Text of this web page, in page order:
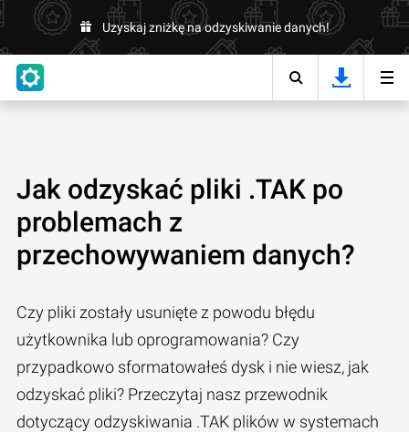
Uzyskaj zniżkę na odzyskiwanie danych!
Jak odzyskać pliki .TAK po
problemach z
przechowywaniem danych?
Czy pliki zostały usunięte z powodu błędu
użytkownika lub oprogramowania? Czy
przypadkowo sformatowałeś dysk i nie wiesz, jak
odzyskać pliki? Przeczytaj nasz przewodnik
dotyczący odzyskiwania .TAK plików w systemach